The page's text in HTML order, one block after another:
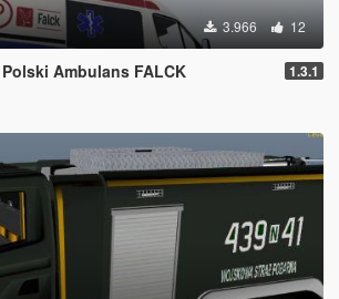
3.966 12
Ambulans FALCK 1.3.1